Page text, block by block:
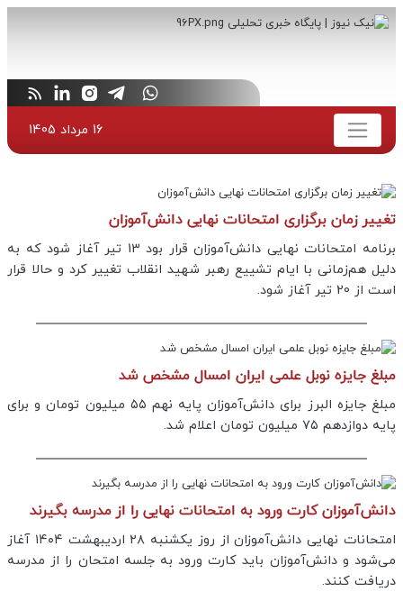
16 مرداد 1405
تغییر زمان برگزاری امتحانات نهایی دانش‌آموزان
برنامه امتحانات نهایی دانش‌آموزان قرار بود 13 تیر آغاز شود که به
دلیل هم‌زمانی با ایام تشییع رهبر شهید انقلاب تغییر کرد و حالا قرار
است از 20 تیر آغاز شود.
مبلغ جایزه نوبل علمی ایران امسال مشخص شد
مبلغ جایزه البرز برای دانش‌آموزان پایه نهم ۵۵ میلیون تومان و برای
پایه دوازدهم ۷۵ میلیون تومان اعلام شد.
دانش‌آموزان کارت ورود به امتحانات نهایی را از مدرسه بگیرند
امتحانات نهایی دانش‌آموزان از روز یکشنبه ۲۸ اردیبهشت ۱۴۰۴ آغاز
می‌شود و دانش‌آموزان باید کارت ورود به جلسه امتحان را از مدرسه
دریافت کنند.